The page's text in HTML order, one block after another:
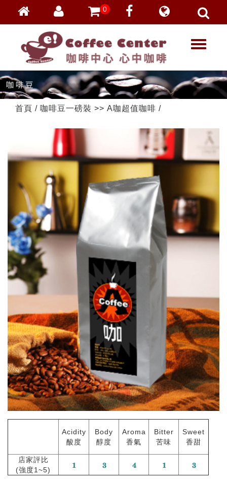
會員登入
忘記密碼
加入會員
VIP登入
VIP申請
0
T
g
l
e
a
o
首頁 / 咖啡豆一磅裝 >> A咖超值咖啡 /
Acidity
酸度
Body
醇度
Aroma
香氣
Bitter
苦味
Sweet
香甜
店家評比
(強度1~5)